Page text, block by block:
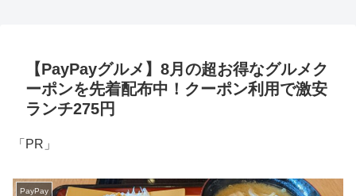
【PayPayグルメ】8月の超お得なグルメク
ーポンを先着配布中！クーポン利用で激安
ランチ275円
「PR」
PayPay